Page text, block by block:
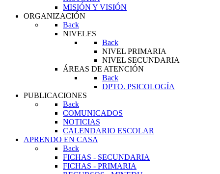
MISIÓN Y VISIÓN
ORGANIZACIÓN
Back
NIVELES
Back
NIVEL PRIMARIA
NIVEL SECUNDARIA
ÁREAS DE ATENCIÓN
Back
DPTO. PSICOLOGÍA
PUBLICACIONES
Back
COMUNICADOS
NOTICIAS
CALENDARIO ESCOLAR
APRENDO EN CASA
Back
FICHAS - SECUNDARIA
FICHAS - PRIMARIA